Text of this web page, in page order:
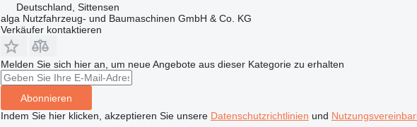
Deutschland, Sittensen
alga Nutzfahrzeug- und Baumaschinen GmbH & Co. KG
Verkäufer kontaktieren
Melden Sie sich hier an, um neue Angebote aus dieser Kategorie zu erhalten
Abonnieren
Indem Sie hier klicken, akzeptieren Sie unsere Datenschutzrichtlinien und